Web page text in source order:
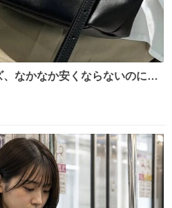
なかなか安くならないのにセ
ーなのが反則級にかわいい。
げされる。